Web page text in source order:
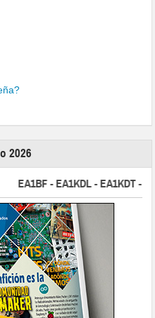
2026
EA1BF - EA1KDL - EA1KDT -